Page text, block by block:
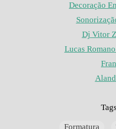
Decoração
Dj Vitor
Lucas
Fran
Tags
Formatura